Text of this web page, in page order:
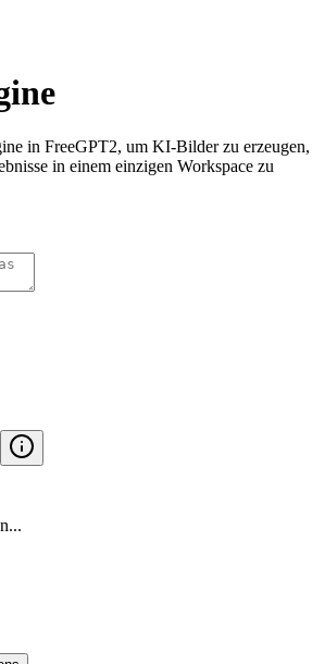
in FreeGPT2, um KI-Bilder zu erzeugen,
in einem einzigen Workspace zu